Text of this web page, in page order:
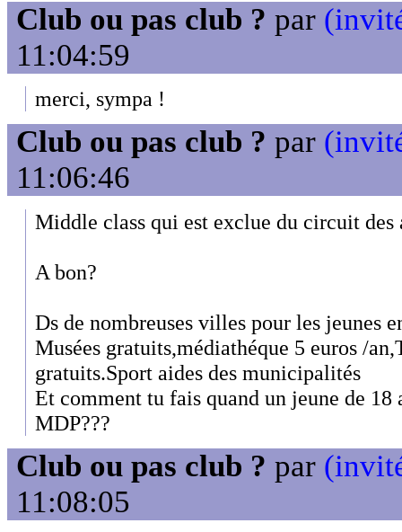
Club ou pas club ? par
11:04:59
merci, sympa !
Club ou pas club ? par
11:06:46
Middle class qui est exclue du circuit des
A bon?
Ds de nombreuses villes pour les jeunes
Musées gratuits,médiathéque 5 euros /
gratuits.Sport aides des municipalités
Et comment tu fais quand un jeune de 18
MDP???
Club ou pas club ? par
11:08:05